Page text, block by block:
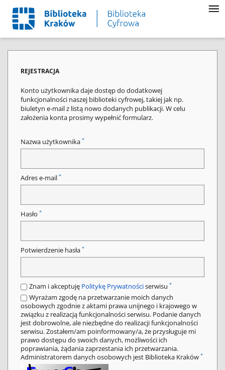
REJESTRACJA
Konto użytkownika daje dostęp do dodatkowej
funkcjonalności naszej biblioteki cyfrowej, takiej jak np.
biuletyn e-mail z listą nowo dodanych publikacji. W celu
założenia konta prosimy wypełnić formularz.
Nazwa użytkownika *
Adres e-mail *
Hasło *
Potwierdzenie hasła *
Znam i akceptuję Politykę Prywatnościserwisu *
Wyrażam zgodę na przetwarzanie moich danych
osobowych zgodnie z aktami prawa unijnego i krajowego w
związku z realizacją funkcjonalności serwisu. Podanie danych
jest dobrowolne, ale niezbędne do realizacji funkcjonalności
serwisu. Zostałem/am poinformowany/a, że przysługuje mi
prawo dostępu do swoich danych, możliwości ich
poprawiania, żądania zaprzestania ich przetwarzania.
Administratorem danych osobowych jest Biblioteka Kraków *